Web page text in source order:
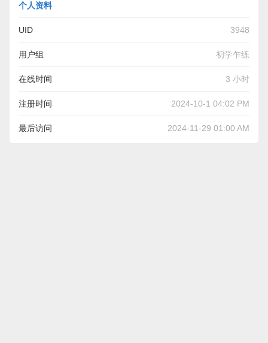
个人资料
UID 3948
用户组 初学乍练
在线时间 3 小时
注册时间 2024-10-1 04:02 PM
最后访问 2024-11-29 01:00 AM